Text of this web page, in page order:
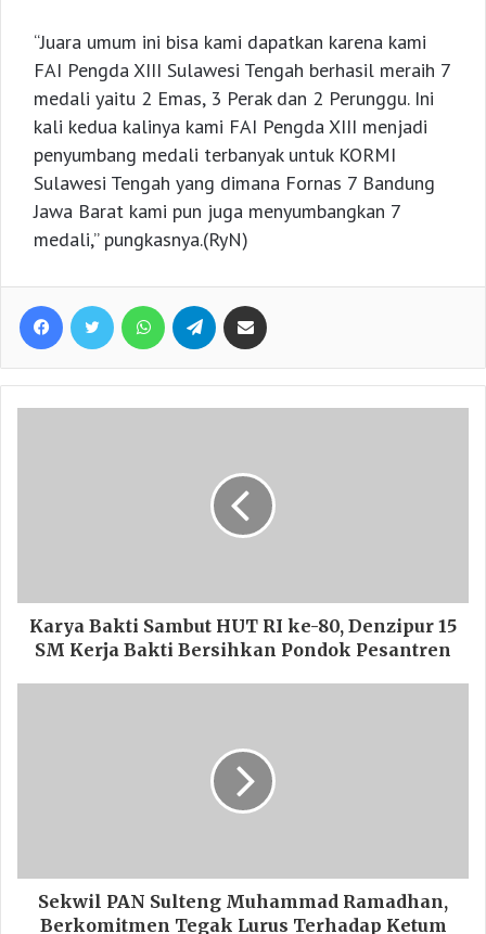
“Juara umum ini bisa kami dapatkan karena kami
FAI Pengda XIII Sulawesi Tengah berhasil meraih 7
medali yaitu 2 Emas, 3 Perak dan 2 Perunggu. Ini
kali kedua kalinya kami FAI Pengda XIII menjadi
penyumbang medali terbanyak untuk KORMI
Sulawesi Tengah yang dimana Fornas 7 Bandung
Jawa Barat kami pun juga menyumbangkan 7
medali,” pungkasnya.(RyN)
Facebook Twitter WhatsApp Telegram
Karya Bakti Sambut HUT RI ke-80, Denzipur 15
SM Kerja Bakti Bersihkan Pondok Pesantren
Sekwil PAN Sulteng Muhammad Ramadhan,
Berkomitmen Tegak Lurus Terhadap Ketum